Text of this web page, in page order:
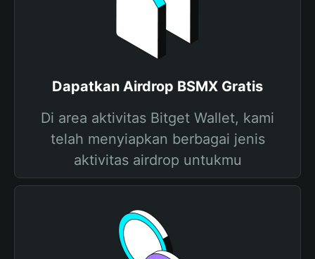
Dapatkan Airdrop BSMX Gratis
Di area aktivitas Bitget Wallet, kami
telah menyiapkan berbagai jenis
aktivitas airdrop untukmu